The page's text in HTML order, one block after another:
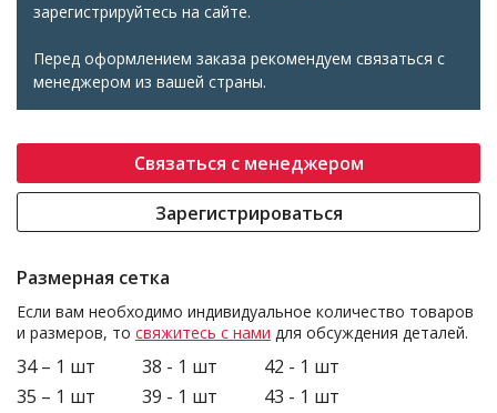
зарегистрируйтесь на сайте.
Перед оформлением заказа рекомендуем связаться с
менеджером из вашей страны.
Связаться с менеджером
Зарегистрироваться
Размерная сетка
Если вам необходимо индивидуальное количество товаров
и размеров, то свяжитесь с нами для обсуждения деталей.
34 – 1 шт
35 – 1 шт
38 - 1 шт
39 - 1 шт
42 - 1 шт
43 - 1 шт